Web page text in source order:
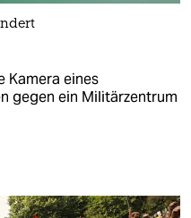
Kamera eines
gegen ein Militärzentrum